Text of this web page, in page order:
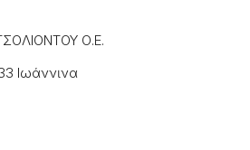
Ο.Ε.
Ιωάννɩνα